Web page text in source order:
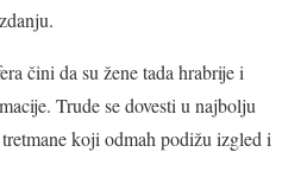
čini da su žene tada hrabrije i
Trude se dovesti u najbolju
koji odmah podižu izgled i